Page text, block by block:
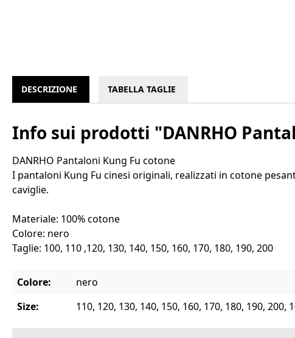
DESCRIZIONE TABELLA TAGLIE
Info sui prodotti "DANRHO
DANRHO Pantaloni Kung Fu cotone
I pantaloni Kung Fu cinesi originali, realizzati in cotone
caviglie.
Materiale: 100% cotone
Colore: nero
Taglie: 100, 110 ,120, 130, 140, 150, 160, 170, 180, 190, 200
Colore:
nero
Size:
110, 120, 130, 140, 150, 160, 170, 180, 190, 200,